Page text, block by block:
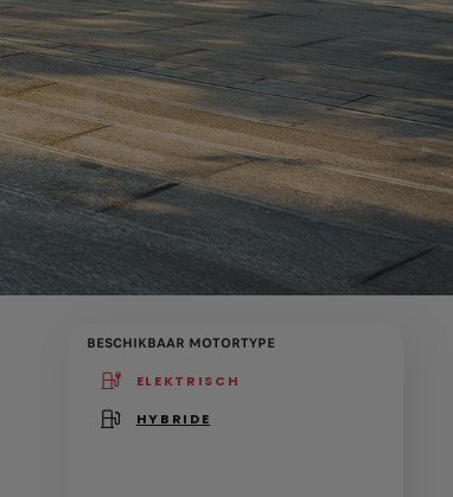
BESCHIKBAAR MOTORTYPE
ELEKTRISCH
HYBRIDE